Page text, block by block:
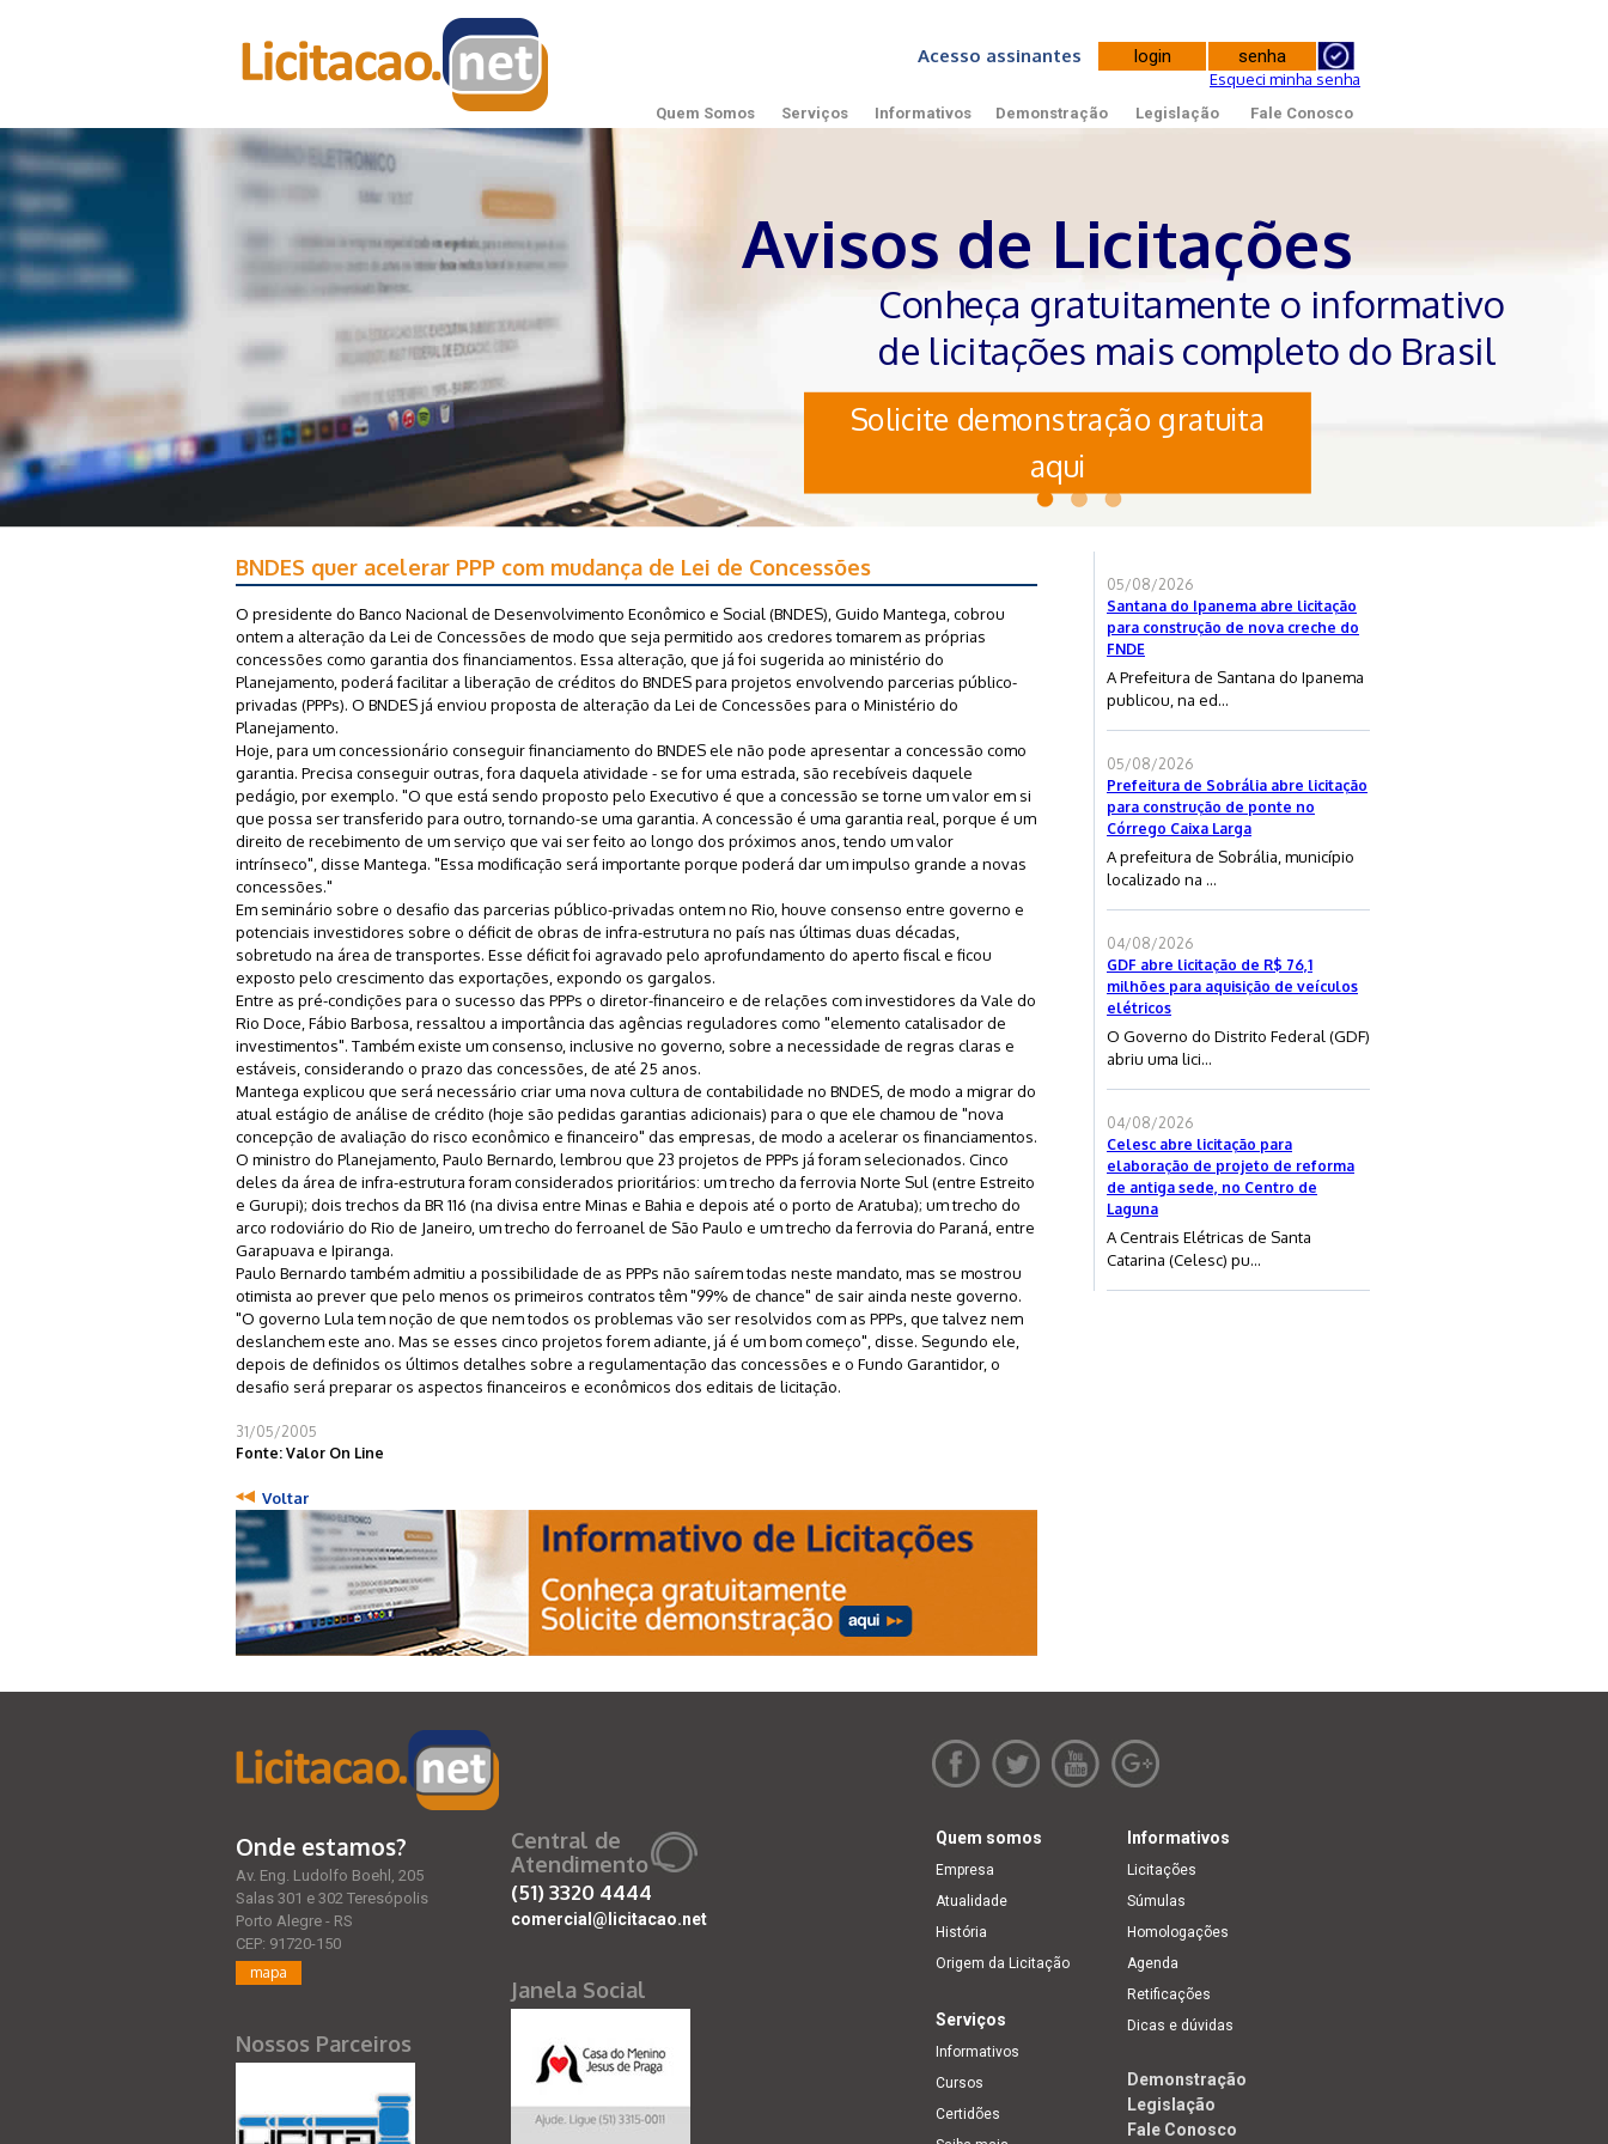
Acesso assinantes
Esqueci minha senha
Quem Somos Serviços Informativos Demonstração Legislação Fale Conosco
Avisos de Licitações
Conheça gratuitamente o informativo
de licitações mais completo do Brasil
Solicite demonstração gratuita
aqui
BNDES quer acelerar PPP com mudança de Lei de Concessões
O presidente do Banco Nacional de Desenvolvimento Econômico e Social (BNDES), Guido Mantega, cobrou
ontem a alteração da Lei de Concessões de modo que seja permitido aos credores tomarem as próprias
concessões como garantia dos financiamentos. Essa alteração, que já foi sugerida ao ministério do
Planejamento, poderá facilitar a liberação de créditos do BNDES para projetos envolvendo parcerias público-
privadas (PPPs). O BNDES já enviou proposta de alteração da Lei de Concessões para o Ministério do
Planejamento.
Hoje, para um concessionário conseguir financiamento do BNDES ele não pode apresentar a concessão como
garantia. Precisa conseguir outras, fora daquela atividade - se for uma estrada, são recebíveis daquele
pedágio, por exemplo. "O que está sendo proposto pelo Executivo é que a concessão se torne um valor em si
que possa ser transferido para outro, tornando-se uma garantia. A concessão é uma garantia real, porque é um
direito de recebimento de um serviço que vai ser feito ao longo dos próximos anos, tendo um valor
intrínseco", disse Mantega. "Essa modificação será importante porque poderá dar um impulso grande a novas
concessões."
Em seminário sobre o desafio das parcerias público-privadas ontem no Rio, houve consenso entre governo e
potenciais investidores sobre o déficit de obras de infra-estrutura no país nas últimas duas décadas,
sobretudo na área de transportes. Esse déficit foi agravado pelo aprofundamento do aperto fiscal e ficou
exposto pelo crescimento das exportações, expondo os gargalos.
Entre as pré-condições para o sucesso das PPPs o diretor-financeiro e de relações com investidores da Vale do
Rio Doce, Fábio Barbosa, ressaltou a importância das agências reguladores como "elemento catalisador de
investimentos". Também existe um consenso, inclusive no governo, sobre a necessidade de regras claras e
estáveis, considerando o prazo das concessões, de até 25 anos.
Mantega explicou que será necessário criar uma nova cultura de contabilidade no BNDES, de modo a migrar do
atual estágio de análise de crédito (hoje são pedidas garantias adicionais) para o que ele chamou de "nova
concepção de avaliação do risco econômico e financeiro" das empresas, de modo a acelerar os financiamentos.
O ministro do Planejamento, Paulo Bernardo, lembrou que 23 projetos de PPPs já foram selecionados. Cinco
deles da área de infra-estrutura foram considerados prioritários: um trecho da ferrovia Norte Sul (entre Estreito
e Gurupi); dois trechos da BR 116 (na divisa entre Minas e Bahia e depois até o porto de Aratuba); um trecho do
arco rodoviário do Rio de Janeiro, um trecho do ferroanel de São Paulo e um trecho da ferrovia do Paraná, entre
Garapuava e Ipiranga.
Paulo Bernardo também admitiu a possibilidade de as PPPs não saírem todas neste mandato, mas se mostrou
otimista ao prever que pelo menos os primeiros contratos têm "99% de chance" de sair ainda neste governo.
"O governo Lula tem noção de que nem todos os problemas vão ser resolvidos com as PPPs, que talvez nem
deslanchem este ano. Mas se esses cinco projetos forem adiante, já é um bom começo", disse. Segundo ele,
depois de definidos os últimos detalhes sobre a regulamentação das concessões e o Fundo Garantidor, o
desafio será preparar os aspectos financeiros e econômicos dos editais de licitação.
31/05/2005
Fonte: Valor On Line
Voltar
05/08/2026
Santana do Ipanema abre licitação
para construção de nova creche do
FNDE
A Prefeitura de Santana do Ipanema
publicou, na ed...
05/08/2026
Prefeitura de Sobrália abre licitação
para construção de ponte no
Córrego Caixa Larga
A prefeitura de Sobrália, município
localizado na ...
04/08/2026
GDF abre licitação de R$ 76,1
milhões para aquisição de veículos
elétricos
O Governo do Distrito Federal (GDF)
abriu uma lici...
04/08/2026
Celesc abre licitação para
elaboração de projeto de reforma
de antiga sede, no Centro de
Laguna
A Centrais Elétricas de Santa
Catarina (Celesc) pu...
Onde estamos?
Av. Eng. Ludolfo Boehl, 205
Salas 301 e 302 Teresópolis
Porto Alegre - RS
CEP: 91720-150
mapa
Nossos Parceiros
Central de
Atendimento
(51)3320 4444
comercial@licitacao.net
Janela Social
Quem somos
Empresa
Atualidade
História
Origem da Licitação
Informativos
Licitações
Súmulas
Homologações
Agenda
Retificações
Dicas e dúvidas
Serviços
Informativos
Cursos
Certidões
Demonstração
Legislação
Fale Conosco